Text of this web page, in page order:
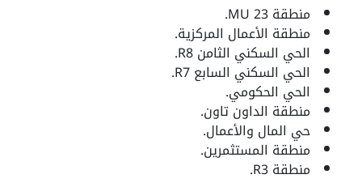
منطقة MU 23.
منطقة الأعمال المركزية.
الحي السكني الثامن R8.
الحي السكني السابع R7.
الحي الحكومي.
منطقة الداون تاون.
حي المال والأعمال.
منطقة المستثمرين.
منطقة R3.